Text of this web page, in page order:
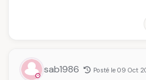
sab1986 Posté le 09 Oct